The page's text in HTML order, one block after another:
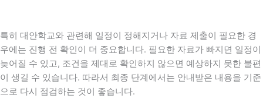
특히 대안학교와 관련해 일정이 정해지거나 자료 제출이 필요한 경
우에는 진행 전 확인이 더 중요합니다. 필요한 자료가 빠지면 일정이
늦어질 수 있고, 조건을 제대로 확인하지 않으면 예상하지 못한 불편
이 생길 수 있습니다. 따라서 최종 단계에서는 안내받은 내용을 기준
으로 다시 점검하는 것이 좋습니다.